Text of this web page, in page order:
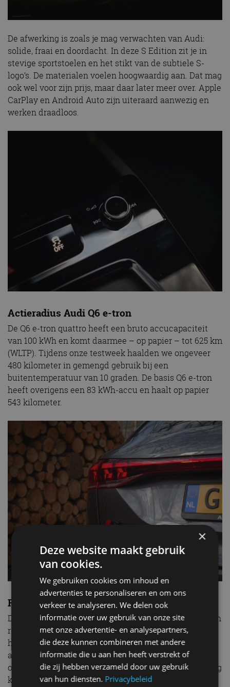
De afwerking is zoals je mag verwachten van Audi:
solide, fraai en doordacht. In deze S Edition zit je in
stevige sportstoelen en het stikt van de subtiele S-
logo’s. De materialen voelen hoogwaardig aan. Dat mag
ook wel voor zijn prijs, maar daar later meer over. Apple
CarPlay en Android Auto zijn uiteraard aanwezig en
werken draadloos.
Actieradius Audi Q6 e-tron
De Q6 e-tron quattro heeft een bruto accucapaciteit
van 100 kWh en komt daarmee – op papier – tot 625 km
(WLTP). Tijdens onze testweek haalden we ongeveer
480 kilometer in gemengd gebruik bij een
buitentemperatuur van 10 graden. De basis Q6 e-tron
heeft overigens een 83 kWh-accu en haalt op papier
543 kilometer.
Rijhulpsystemen
De Audi Q6 e-tron zit bomvol assistentiesystemen. Van
rijbaanhulp tot file-assistent, alles is aanwezig. Audi is
hier wel iets te ver doorgeschoten: zelfs als je denkt
alles te hebben uitgeschakeld, grijpt het stuur soms
onverwacht in. Ook een rijbaan wisselen op de snelweg
kan soms een strijd worden tussen mens en machine.
×
Deze website maakt gebruik
van cookies.
We gebruiken cookies om inhoud en
advertenties te personaliseren en om ons
verkeer te analyseren. We delen ook
informatie over uw gebruik van onze site
met onze advertentie- en analysepartners,
die deze kunnen combineren met andere
informatie die u aan hen heeft verstrekt of
die zij hebben verzameld door uw gebruik
van hun diensten. Privacybeleid